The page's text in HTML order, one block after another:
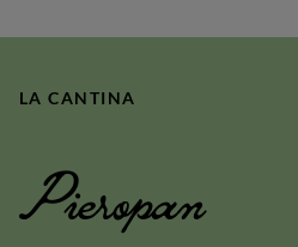
LA CANTINA
Pieropan